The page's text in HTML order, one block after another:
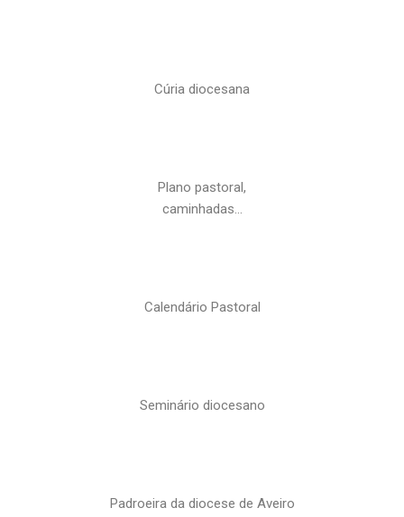
Cúria diocesana
Plano pastoral,
caminhadas…
Calendário Pastoral
Seminário diocesano
Padroeira da diocese de Aveiro